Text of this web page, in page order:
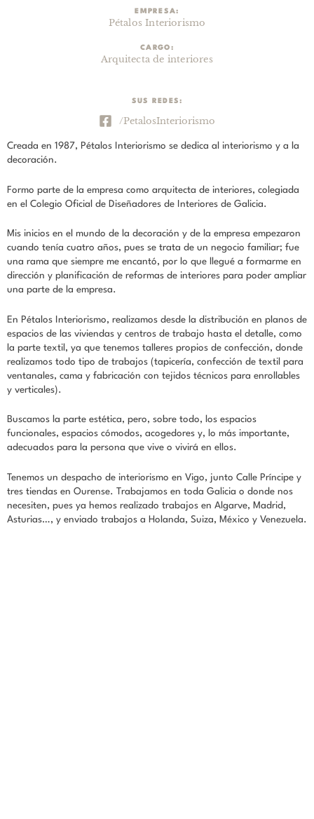
EMPRESA:
Pétalos Interiorismo
CARGO:
Arquitecta de interiores
SUS REDES:
/PetalosInteriorismo
Creada en 1987, Pétalos Interiorismo se dedica al interiorismo y a la
decoración.
Formo parte de la empresa como arquitecta de interiores, colegiada
en el Colegio Oficial de Diseñadores de Interiores de Galicia.
Mis inicios en el mundo de la decoración y de la empresa empezaron
cuando tenía cuatro años, pues se trata de un negocio familiar; fue
una rama que siempre me encantó, por lo que llegué a formarme en
dirección y planificación de reformas de interiores para poder ampliar
una parte de la empresa.
En Pétalos Interiorismo, realizamos desde la distribución en planos de
espacios de las viviendas y centros de trabajo hasta el detalle, como
la parte textil, ya que tenemos talleres propios de confección, donde
realizamos todo tipo de trabajos (tapicería, confección de textil para
ventanales, cama y fabricación con tejidos técnicos para enrollables
y verticales).
Buscamos la parte estética, pero, sobre todo, los espacios
funcionales, espacios cómodos, acogedores y, lo más importante,
adecuados para la persona que vive o vivirá en ellos.
Tenemos un despacho de interiorismo en Vigo, junto Calle Príncipe y
tres tiendas en Ourense. Trabajamos en toda Galicia o donde nos
necesiten, pues ya hemos realizado trabajos en Algarve, Madrid,
Asturias…, y enviado trabajos a Holanda, Suiza, México y Venezuela.